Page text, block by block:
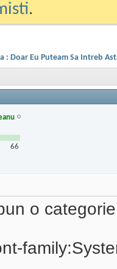
.
: Doar Eu Puteam Sa Intreb
66
o